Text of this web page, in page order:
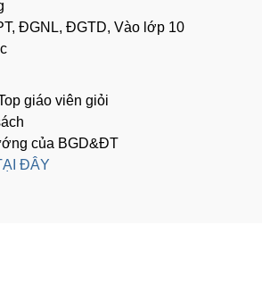
ĐGNL, ĐGTD, Vào lớp 10
giáo viên giỏi
của BGD&ĐT
ĐÂY